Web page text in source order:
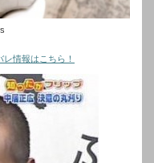
レ情報はこちら！